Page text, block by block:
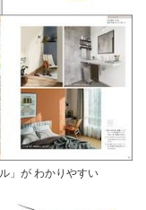
」が わかりやすい